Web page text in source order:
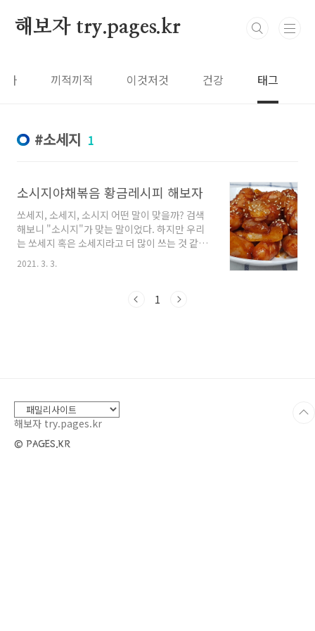
해보자 try.pages.kr
자 끼적끼적 이것저것 건강 태그
소세지 1
소시지야채볶음 황금레시피 해보자
쏘세지, 소세지, 소시지 어떤 말이 맞을까? 검색
해보니 "소시지"가 맞는 말이었다. 하지만 우리
는 쏘세지 혹은 소세지라고 더 많이 쓰는 것 같다.
오늘 할 요리는 "소시지야채볶음"이다. 일명 "쏘
야"라고 많이 부른다. 만개의 레시피를 참고 해보
깨 조금 케찹: 2큰술 고추장: 1큰술 굴소스: 1큰
양파를 중불로 볶는다. 5. 양파가 어느 정도 익으
면 소..
2021. 3. 3.
1
해보자 try.pages.kr
© PAGES.KR